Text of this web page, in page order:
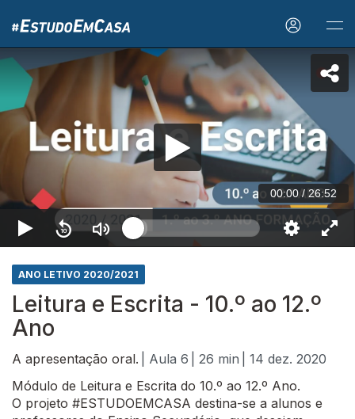
00:00 / 26:52
ANO LETIVO 2020/2021
Leitura e Escrita - 10.º ao 12.º
Ano
A apresentação oral. | Aula 6 | 26 min
| 14 dez. 2020
Módulo de Leitura e Escrita do 10.º ao 12.º Ano.
O projeto #ESTUDOEMCASA destina-se a alunos e